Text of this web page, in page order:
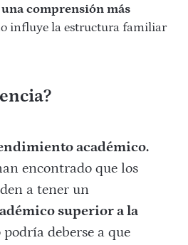
una comprensión más
influye la estructura familiar
académico.
encontrado que los
a tener un
superior a la
podría deberse a que